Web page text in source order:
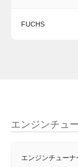
FUCHS
エンジンチュ
エンジンチューナ